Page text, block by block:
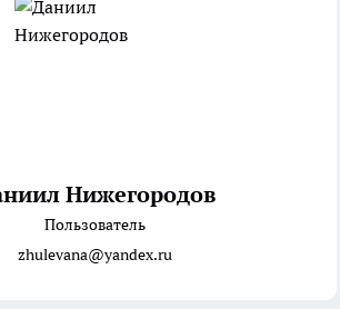
Нижегородов
Пользователь
zhulevana@yandex.ru